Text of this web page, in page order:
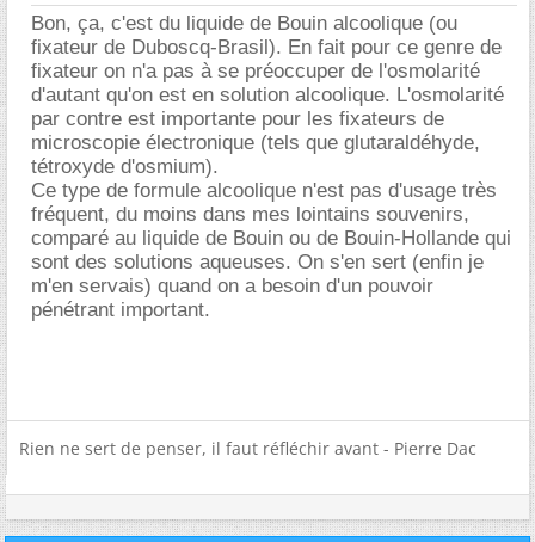
Bon, ça, c'est du liquide de Bouin alcoolique (ou
fixateur de Duboscq-Brasil). En fait pour ce genre de
fixateur on n'a pas à se préoccuper de l'osmolarité
d'autant qu'on est en solution alcoolique. L'osmolarité
par contre est importante pour les fixateurs de
microscopie électronique (tels que glutaraldéhyde,
tétroxyde d'osmium).
Ce type de formule alcoolique n'est pas d'usage très
fréquent, du moins dans mes lointains souvenirs,
comparé au liquide de Bouin ou de Bouin-Hollande qui
sont des solutions aqueuses. On s'en sert (enfin je
m'en servais) quand on a besoin d'un pouvoir
pénétrant important.
Rien ne sert de penser, il faut réfléchir avant - Pierre Dac